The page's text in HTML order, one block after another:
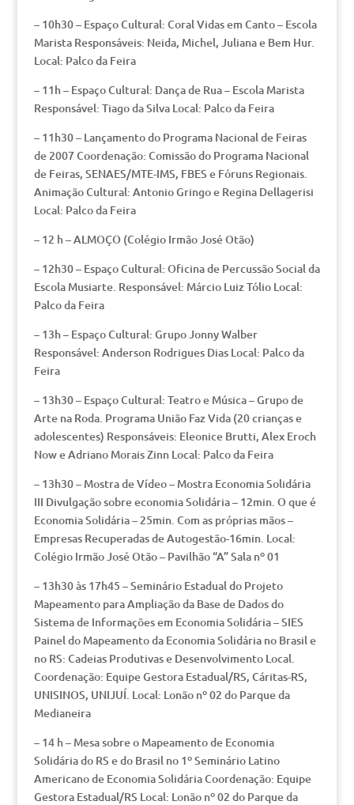
– 10h30 – Espaço Cultural: Coral Vidas em Canto – Escola
Marista Responsáveis: Neida, Michel, Juliana e Bem Hur.
Local: Palco da Feira
– 11h – Espaço Cultural: Dança de Rua – Escola Marista
Responsável: Tiago da Silva Local: Palco da Feira
– 11h30 – Lançamento do Programa Nacional de Feiras
de 2007 Coordenação: Comissão do Programa Nacional
de Feiras, SENAES/MTE-IMS, FBES e Fóruns Regionais.
Animação Cultural: Antonio Gringo e Regina Dellagerisi
Local: Palco da Feira
– 12 h – ALMOÇO (Colégio Irmão José Otão)
– 12h30 – Espaço Cultural: Oficina de Percussão Social da
Escola Musiarte. Responsável: Márcio Luiz Tólio Local:
Palco da Feira
– 13h – Espaço Cultural: Grupo Jonny Walber
Responsável: Anderson Rodrigues Dias Local: Palco da
Feira
– 13h30 – Espaço Cultural: Teatro e Música – Grupo de
Arte na Roda. Programa União Faz Vida (20 crianças e
adolescentes) Responsáveis: Eleonice Brutti, Alex Eroch
Now e Adriano Morais Zinn Local: Palco da Feira
– 13h30 – Mostra de Vídeo – Mostra Economia Solidária
III Divulgação sobre economia Solidária – 12min. O que é
Economia Solidária – 25min. Com as próprias mãos –
Empresas Recuperadas de Autogestão-16min. Local:
Colégio Irmão José Otão – Pavilhão “A” Sala nº 01
– 13h30 às 17h45 – Seminário Estadual do Projeto
Mapeamento para Ampliação da Base de Dados do
Sistema de Informações em Economia Solidária – SIES
Painel do Mapeamento da Economia Solidária no Brasil e
no RS: Cadeias Produtivas e Desenvolvimento Local.
Coordenação: Equipe Gestora Estadual/RS, Cáritas-RS,
UNISINOS, UNIJUÍ. Local: Lonão nº 02 do Parque da
Medianeira
– 14 h – Mesa sobre o Mapeamento de Economia
Solidária do RS e do Brasil no 1º Seminário Latino
Americano de Economia Solidária Coordenação: Equipe
Gestora Estadual/RS Local: Lonão nº 02 do Parque da